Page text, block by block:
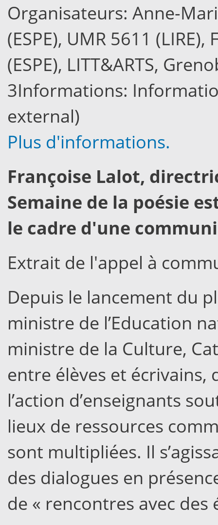
Organisateurs: Anne-
(ESPE), UMR 5611
(ESPE), LITT&ARTS,
3Informations:
external)
Plus d'informations.
Françoise Lalot,
Semaine de la poésie
le cadre d'une
Extrait de l'appel à
Depuis le lancement du
ministre de l’Education
ministre de la Culture,
entre élèves et écrivains,
l’action d’enseignants
lieux de ressources
sont multipliées. Il
des dialogues en
de « rencontres avec des